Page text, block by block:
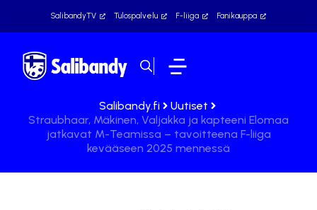
SalibandyTV Tulospalvelu F-liiga Fanikauppa
Salibandy.fi
Uutiset
Straubhaar, Mäkinen, Valjakka ja kapteeni Elomaa
jatkavat M-Teamissa – tavoitteena F-liiga
kevääseen 2025 mennessä